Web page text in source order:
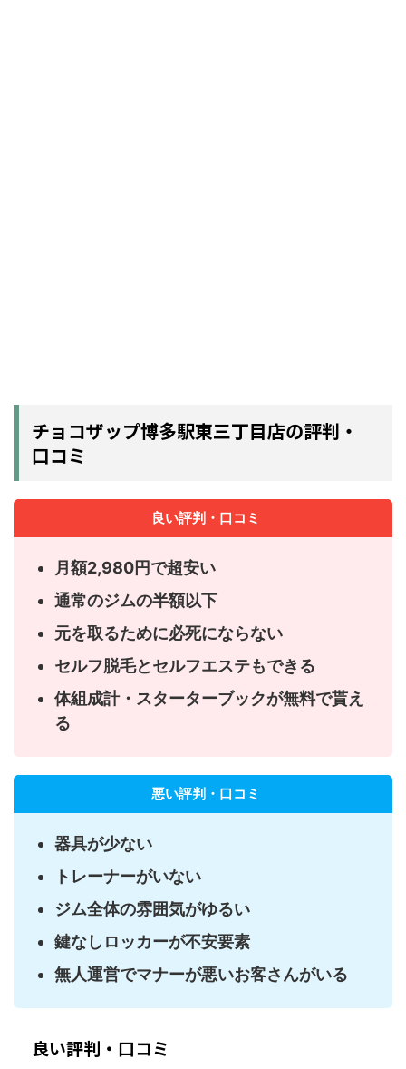
チョコザップ博多駅東三丁目店の評判・
口コミ
良い評判・口コミ
月額2,980円で超安い
通常のジムの半額以下
元を取るために必死にならない
セルフ脱毛とセルフエステもできる
体組成計・スターターブックが無料で貰え
る
悪い評判・口コミ
器具が少ない
トレーナーがいない
ジム全体の雰囲気がゆるい
鍵なしロッカーが不安要素
無人運営でマナーが悪いお客さんがいる
良い評判・口コミ